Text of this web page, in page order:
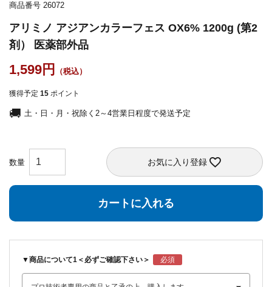
商品番号 26072
アリミノ アジアンカラーフェス OX6% 1200g (第2
剤） 医薬部外品
1,599
獲得予定 15 ポイント
土・日・月・祝除く2～4営業日程度で発送予定
お気に入り登録
カートに入れる
▼商品について1＜必ずご確認下さい＞